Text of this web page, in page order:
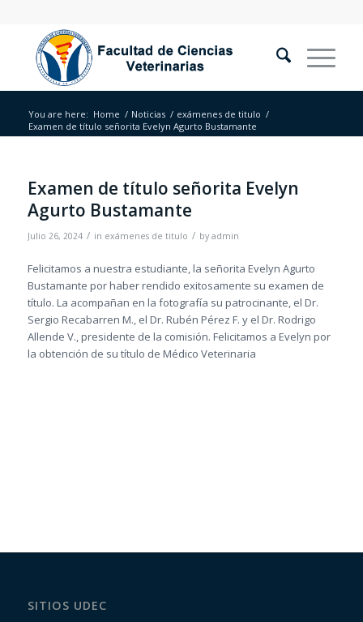
You are here: Home / Noticias / exámenes de titulo /
Examen de título señorita Evelyn Agurto Bustamante
Examen de título señorita Evelyn
Agurto Bustamante
Julio 26, 2024 / in exámenes de titulo / by admin
Felicitamos a nuestra estudiante, la señorita Evelyn Agurto
Bustamante por haber rendido exitosamente su examen de
título. La acompañan en la fotografía su patrocinante, el Dr.
Sergio Recabarren M., el Dr. Rubén Pérez F. y el Dr. Rodrigo
Allende V., presidente de la comisión. Felicitamos a Evelyn por
la obtención de su título de Médico Veterinaria
SITIOS UDEC